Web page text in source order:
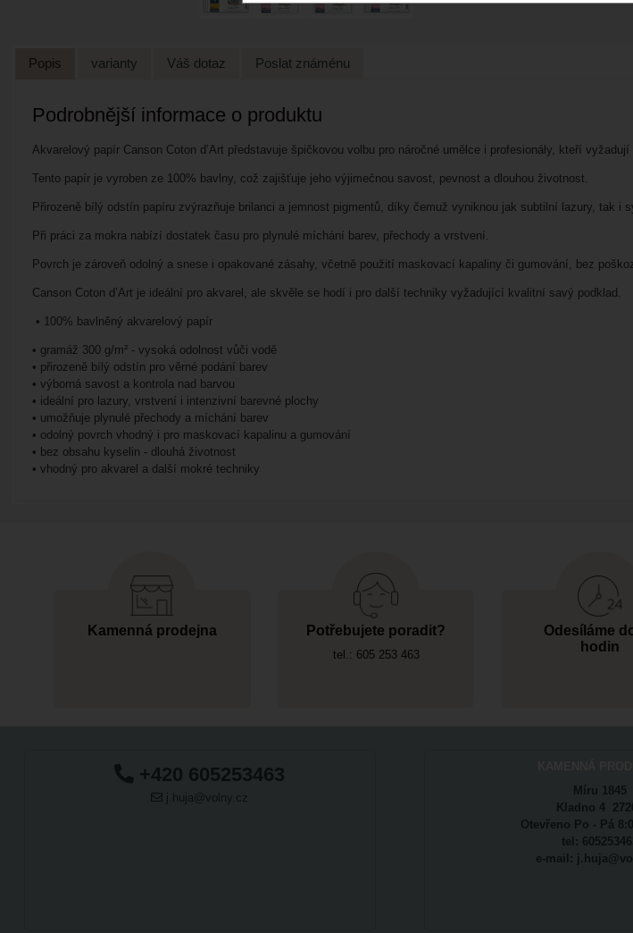
Popis varianty Váš dotaz Poslat známénu
Podrobnější informace o produktu
Akvarelový papír Canson Coton d’Art představuje špičkovou volbu pro náročné umělce i profesionály, kteří
Tento papír je vyroben ze 100% bavlny, což zajišťuje jeho výjimečnou savost, pevnost a dlouhou životnost.
Přirozeně bílý odstín papíru zvýrazňuje brilanci a jemnost pigmentů, díky čemuž vyniknou jak subtilní lazury, tak i
Při práci za mokra nabízí dostatek času pro plynulé míchání barev, přechody a vrstvení.
Povrch je zároveň odolný a snese i opakované zásahy, včetně použití maskovací kapaliny či gumování, bez
Canson Coton d’Art je ideální pro akvarel, ale skvěle se hodí i pro další techniky vyžadující kvalitní savý podklad.
• 100% bavlněný akvarelový papír
• gramáž 300 g/m² - vysoká odolnost vůči vodě
• přirozeně bílý odstín pro věrné podání barev
• výborná savost a kontrola nad barvou
• ideální pro lazury, vrstvení i intenzivní barevné plochy
• umožňuje plynulé přechody a míchání barev
• odolný povrch vhodný i pro maskovací kapalinu a gumování
• bez obsahu kyselin - dlouhá životnost
• vhodný pro akvarel a další mokré techniky
Kamenná prodejna Potřebujete poradit?
tel.: 605 253 463
Odesíláme
hodin
+420 605253463
j.huja@volny.cz
Míru 1845
Kladno 4
Otevřeno Po - Pá
tel:
e-mail: